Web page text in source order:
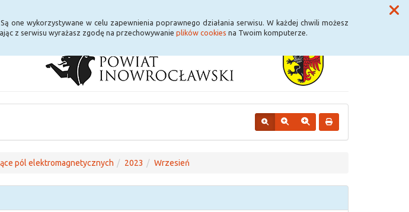
wykorzystywane w celu zapewnienia poprawnego działania serwisu. W każdej chwili możesz
z serwisu wyrażasz zgodę na przechowywanie plików cookies na Twoim komputerze.
pól elektromagnetycznych 2023 Wrzesień